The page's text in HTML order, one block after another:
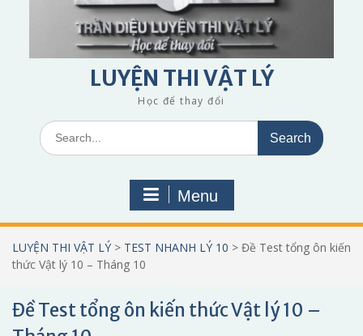
LUYỆN THI VẬT LÝ
Học để thay đổi
Search
for:
Menu
LUYỆN THI VẬT LÝ > TEST NHANH LÝ 10 > Đề Test tổng ôn kiến
thức Vật lý 10 – Tháng 10
Đề Test tổng ôn kiến thức Vật lý 10 –